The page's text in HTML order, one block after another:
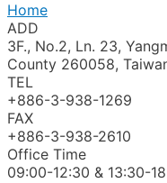
Home
ADD
3F., No.2, Ln. 23,
County 260058,
TEL
+886-3-938-1269​
FAX
+886-3-938-2610
Office Time
09:00-12:30 & 13:30-